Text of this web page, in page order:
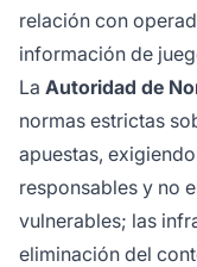
relación con
información de
La Autoridad de
normas estrictas
apuestas,
responsables y no
vulnerables; las
eliminación del